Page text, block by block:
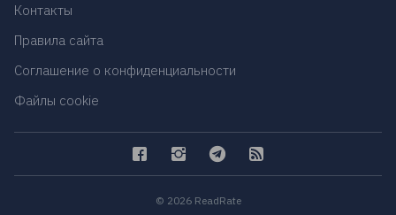
Контакты
Правила сайта
Соглашение о конфиденциальности
Файлы cookie
© 2026 ReadRate